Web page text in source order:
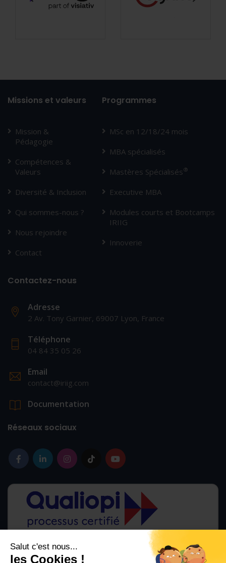
Salut c'est nous...
les Cookies !
Missions et valeurs
Mission &
Pédagogie
Compétences &
Valeurs
Diversité & Inclusion
Qui sommes-nous ?
Nous rejoindre
Contact
Programmes
MSc en 12/18/24 mois
MBA spécialisés
Mastères Spécialisés®
Executive MBA
Modules courts et Bootcamps
IRIIG
Innoverie
Contactez-nous
Adresse
2 Av. Tony Garnier, 69007 Lyon, France
Téléphone
04 84 35 05 26
Email
contact@iriig.com
Documentation
Réseaux sociaux